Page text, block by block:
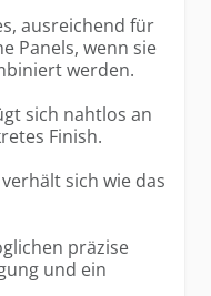
ausreichend für
Panels, wenn sie
werden.
sich nahtlos an
Finish.
sich wie das
präzise
und ein